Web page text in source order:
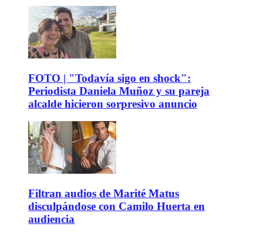
FOTO | "Todavía sigo en shock":
Periodista Daniela Muñoz y su pareja
alcalde hicieron sorpresivo anuncio
Filtran audios de Marité Matus
disculpándose con Camilo Huerta en
audiencia